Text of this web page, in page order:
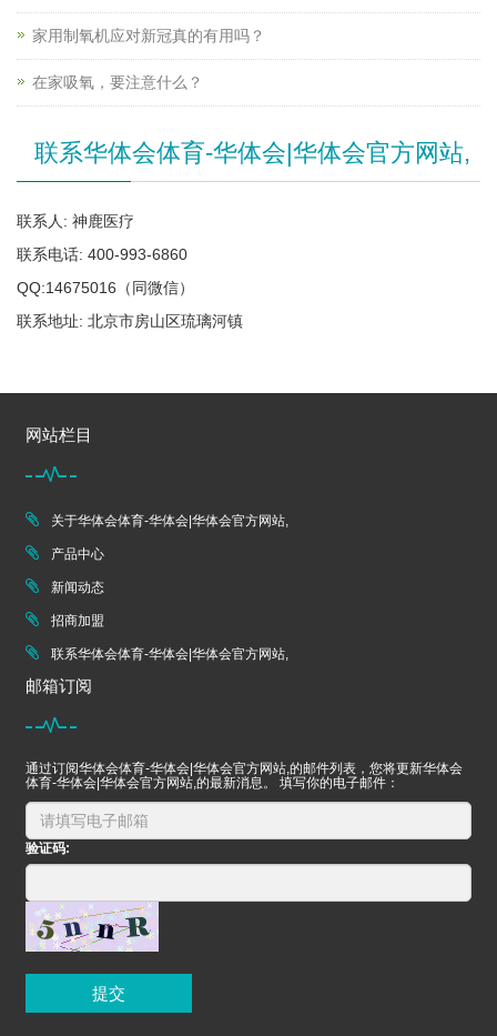
家用制氧机应对新冠真的有用吗？
在家吸氧，要注意什么？
联系华体会体育-华体会|华体会官方网站,
联系人: 神鹿医疗
联系电话: 400-993-6860
QQ:14675016（同微信）
联系地址: 北京市房山区琉璃河镇
网站栏目
关于华体会体育-华体会|华体会官方网站,
产品中心
新闻动态
招商加盟
联系华体会体育-华体会|华体会官方网站,
邮箱订阅
通过订阅华体会体育-华体会|华体会官方网站,的邮件列表，您将更新华体会
体育-华体会|华体会官方网站,的最新消息。 填写你的电子邮件：
验证码:
提交